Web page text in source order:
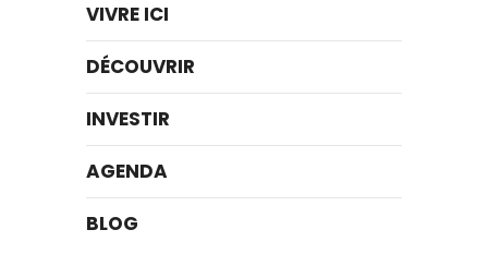
VIVRE ICI
DÉCOUVRIR
INVESTIR
AGENDA
BLOG